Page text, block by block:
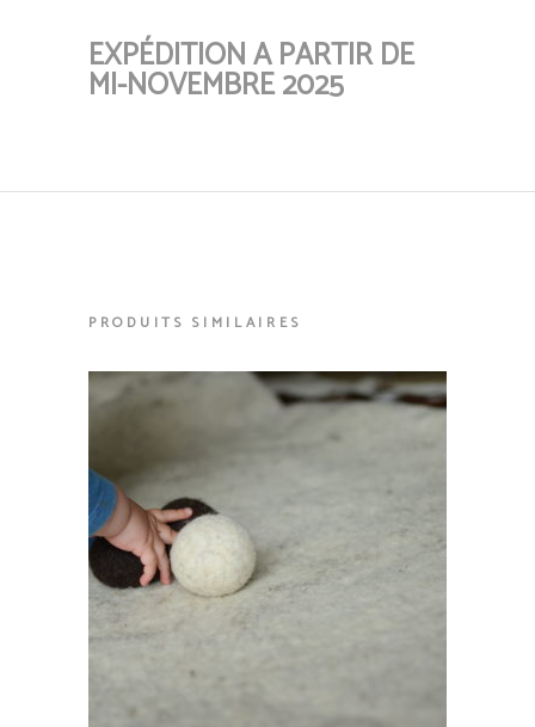
EXPÉDITION A PARTIR DE
MI-NOVEMBRE 2025
PRODUITS SIMILAIRES